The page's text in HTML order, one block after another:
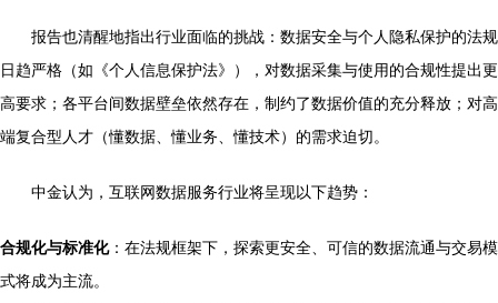
报告也清醒地指出行业面临的挑战：数据安全与个人隐私保护的法规
日趋严格（如《个人信息保护法》），对数据采集与使用的合规性提出更
高要求；各平台间数据壁垒依然存在，制约了数据价值的充分释放；对高
端复合型人才（懂数据、懂业务、懂技术）的需求迫切。
中金认为，互联网数据服务行业将呈现以下趋势：
合规化与标准化：在法规框架下，探索更安全、可信的数据流通与交易模
式将成为主流。